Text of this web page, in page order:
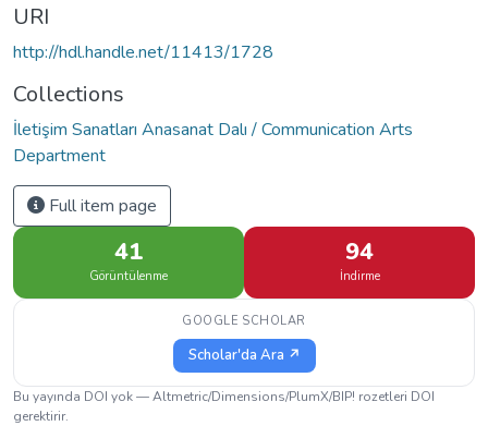
URI
http://hdl.handle.net/11413/1728
Collections
İletişim Sanatları Anasanat Dalı / Communication Arts
Department
Full item page
41
Görüntülenme
94
İndirme
GOOGLE SCHOLAR
Scholar'da Ara ↗
Bu yayında DOI yok — Altmetric/Dimensions/PlumX/BIP! rozetleri DOI
gerektirir.